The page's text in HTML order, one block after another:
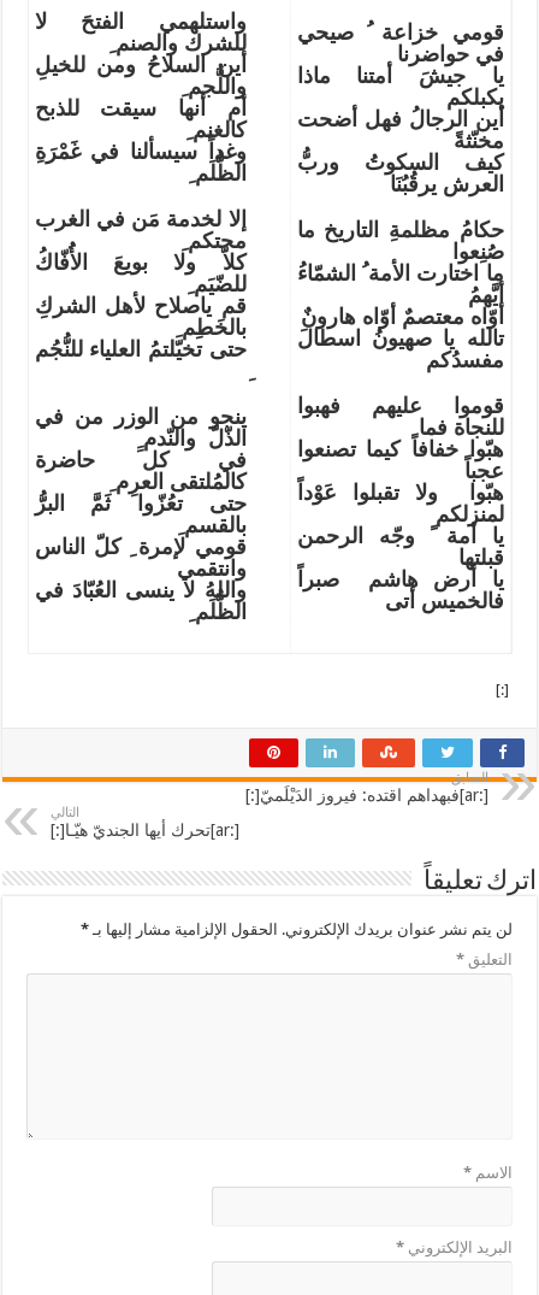
قومي خزاعة ُ صيحي
في حواضرنا
يا جيشَ أمتنا ماذا
يكبلكم
أين الرجالُ فهل أضحت
مخنّثةً
كيف السكوتُ وربُّ
العرش يرقُبُنَا
حكامُ مظلمةِ التاريخ ما
صُنِعوا
ما اختارت الأمة ُ الشمّاءُ
أيَّهمُ
أوّاه معتصمٌ أوّاه هارونٌ
تالله يا صهيونُ اسطالَ
مفسدُكم
قوموا عليهم فهبوا
للنجاة فما
هبّوا خفافاً كيما تصنعوا
عجباً
هبّوا ولا تقبلوا عَوْداً
لمنزلكم
يا أمة ً وجّه الرحمن
قبلتها
يا أرض هاشم صبراً
فالخميس أتى
واستلهمي الفتحَ لا
للشرك والصنم ِ
أين السلاحُ ومن للخيلِ
واللُّجم ِ
أم أنها سيقت للذبح
كالغنم ِ
وغداً سيسألنا في غَمْرَةِ
الظُّلَم ِ
إلا لخدمة مَن في الغرب
محتكم ِ
كلاّ ولا بويعَ الأُُفّاكُ
للضّيَم ِ
قم ياصلاح لأهل الشركِ
بالخَطِم ِ
حتى تخيّلتمُ العلياء للنُّجُم
ينجو من الوزر من في
الذّلّ والنّدم ِِ
في كل حاضرة
كالمُلتقى العرِم ِ
حتى تعُزّوا ثَمَّ البرُّ
بالقسم ِ
قومي لإمرة ِ كلّ الناس
وانتقمي
واللهُ لا ينسى العُبّادَ في
الظُّلَم ِ
[:]
السابق
[:ar]فبهداهم اقتده: فيروز الدَيْلَميّ[:]
التالي
[:ar]تحرك أيها الجنديّ هيّـا[:]
اترك تعليقاً
لن يتم نشر عنوان بريدك الإلكتروني. الحقول الإلزامية مشار إليها بـ*
التعليق*
الاسم*
البريد الإلكتروني*